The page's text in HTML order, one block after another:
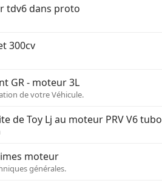
tdv6 dans proto
300cv
GR - moteur 3L
de votre Véhicule.
de Toy Lj au moteur PRV V6 tubo
moteur
générales.